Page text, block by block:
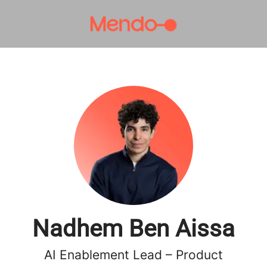
Nadhem Ben Aissa
AI Enablement Lead – Product